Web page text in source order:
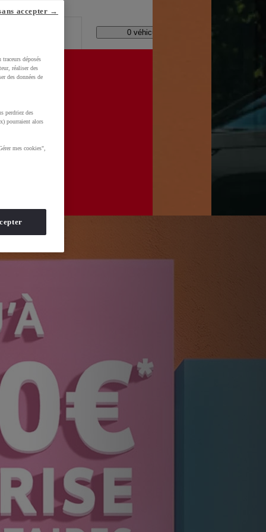
?
0 véhicules disponibles
déposés
réaliser des
des données de
perdriez des
pourraient alors
mes cookies",
accepter →